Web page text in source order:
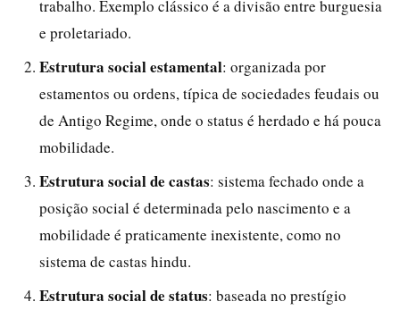
trabalho. Exemplo clássico é a divisão entre burguesia
e proletariado.
Estrutura social estamental: organizada por
estamentos ou ordens, típica de sociedades feudais ou
de Antigo Regime, onde o status é herdado e há pouca
mobilidade.
Estrutura social de castas: sistema fechado onde a
posição social é determinada pelo nascimento e a
mobilidade é praticamente inexistente, como no
sistema de castas hindu.
Estrutura social de status: baseada no prestígio